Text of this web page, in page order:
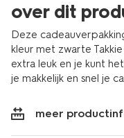
over dit
Deze
kleur met zwarte
extra leuk en je kunt
je makkelijk en snel je
meer